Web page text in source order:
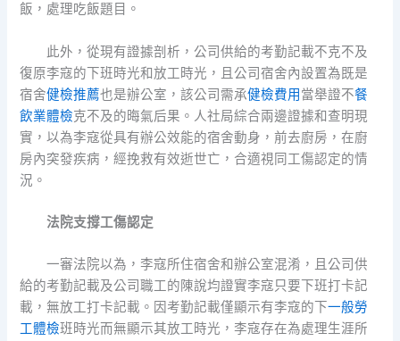
飯，處理吃飯題目。
此外，從現有證據剖析，公司供給的考勤記載不克不及
復原李寇的下班時光和放工時光，且公司宿舍內設置為既是
宿舍健檢推薦也是辦公室，該公司需承健檢費用 當舉證不餐
飲業體檢克不及的晦氣后果。人社局綜合兩邊證據和查明現
實，以為李寇從具有辦公效能的宿舍動身，前去廚房，在廚
房內突發疾病，經挽救有效逝世亡，合適視同工傷認定的情
況。
法院支撐工傷認定
一審法院以為，李寇所住宿舍和辦公室混淆，且公司供
給的考勤記載及公司職工的陳說均證實李寇只要下班打卡記
載，無放工打卡記載。因考勤記載僅顯示有李寇的下一般勞
工體檢班時光而無顯示其放工時光，李寇存在為處理生涯所